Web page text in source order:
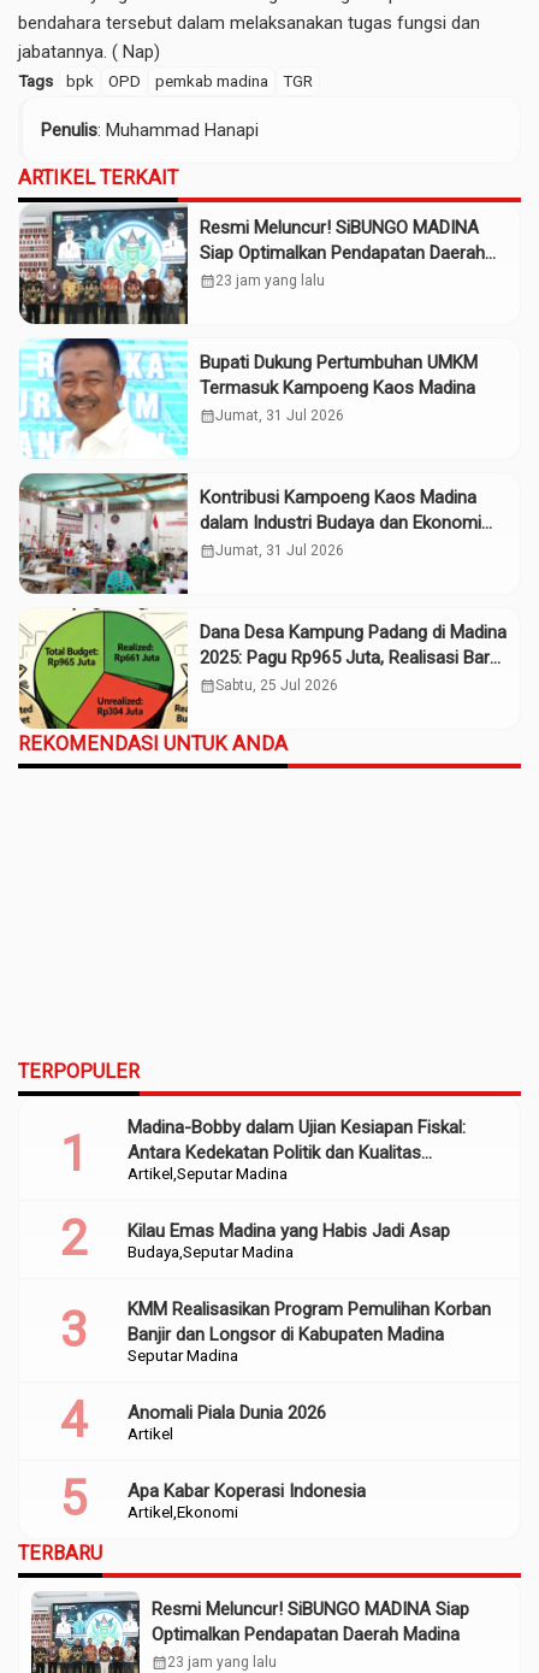
bendahara tersebut dalam melaksanakan tugas fungsi dan
jabatannya. ( Nap)
Tags bpk OPD pemkab madina TGR
Penulis: Muhammad Hanapi
ARTIKEL TERKAIT
Resmi Meluncur! SiBUNGO MADINA
Siap Optimalkan Pendapatan Daerah
Madina
calendar_month23 jam yang lalu
Bupati Dukung Pertumbuhan UMKM
Termasuk Kampoeng Kaos Madina
calendar_monthJumat, 31 Jul 2026
Kontribusi Kampoeng Kaos Madina
dalam Industri Budaya dan Ekonomi
Daerah
calendar_monthJumat, 31 Jul 2026
Dana Desa Kampung Padang di Madina
2025: Pagu Rp965 Juta, Realisasi Baru
Rp661 Juta
calendar_monthSabtu, 25 Jul 2026
REKOMENDASI UNTUK ANDA
TERPOPULER
Artikel Seputar Madina
Madina-Bobby dalam Ujian Kesiapan Fiskal:
Antara Kedekatan Politik dan Kualitas
Perencanaan
Budaya Seputar Madina
Kilau Emas Madina yang Habis Jadi Asap
Seputar Madina
KMM Realisasikan Program Pemulihan Korban
Banjir dan Longsor di Kabupaten Madina
Artikel
Anomali Piala Dunia 2026
Artikel Ekonomi
Apa Kabar Koperasi Indonesia
TERBARU
Resmi Meluncur! SiBUNGO MADINA Siap
Optimalkan Pendapatan Daerah Madina
calendar_month23 jam yang lalu